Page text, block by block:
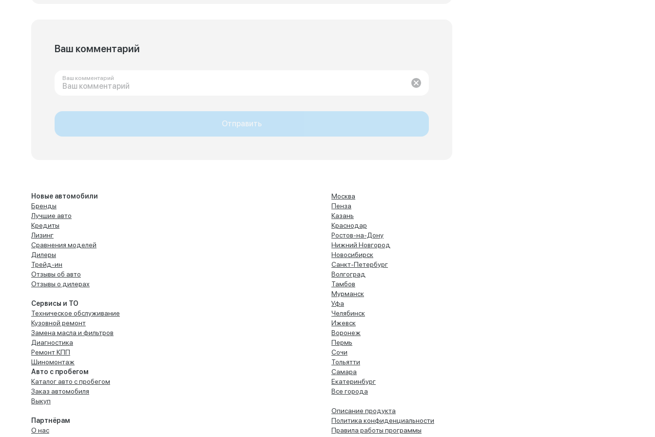
Ваш комментарий
Ваш комментарий
Отправить
Новые автомобили
Бренды
Лучшие авто
Кредиты
Лизинг
Сравнения моделей
Дилеры
Трейд-ин
Отзывы об авто
Отзывы о дилерах
Сервисы и ТО
Техническое обслуживание
Кузовной ремонт
Замена масла и фильтров
Диагностика
Ремонт КПП
Шиномонтаж
Авто с пробегом
Каталог авто с пробегом
Заказ автомобиля
Выкуп
Партнёрам
О нас
Москва
Пенза
Казань
Краснодар
Ростов-на-Дону
Нижний Новгород
Новосибирск
Санкт-Петербург
Волгоград
Тамбов
Мурманск
Уфа
Челябинск
Ижевск
Воронеж
Пермь
Сочи
Тольятти
Самара
Екатеринбург
Все города
Описание продукта
Политика конфиденциальности
Правила работы программы